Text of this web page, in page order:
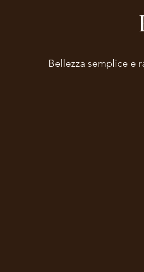
Bellezza semplice e